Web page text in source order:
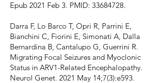
Epub 2021 Feb 3. PMID: 33684728.
Darra F, Lo Barco T, Opri R, Parrini E,
Bianchini C, Fiorini E, Simonati A, Dalla
Bernardina B, Cantalupo G, Guerrini R.
Migrating Focal Seizures and Myoclonic
Status in ARV1-Related Encephalopathy.
Neurol Genet. 2021 May 14;7(3):e593.